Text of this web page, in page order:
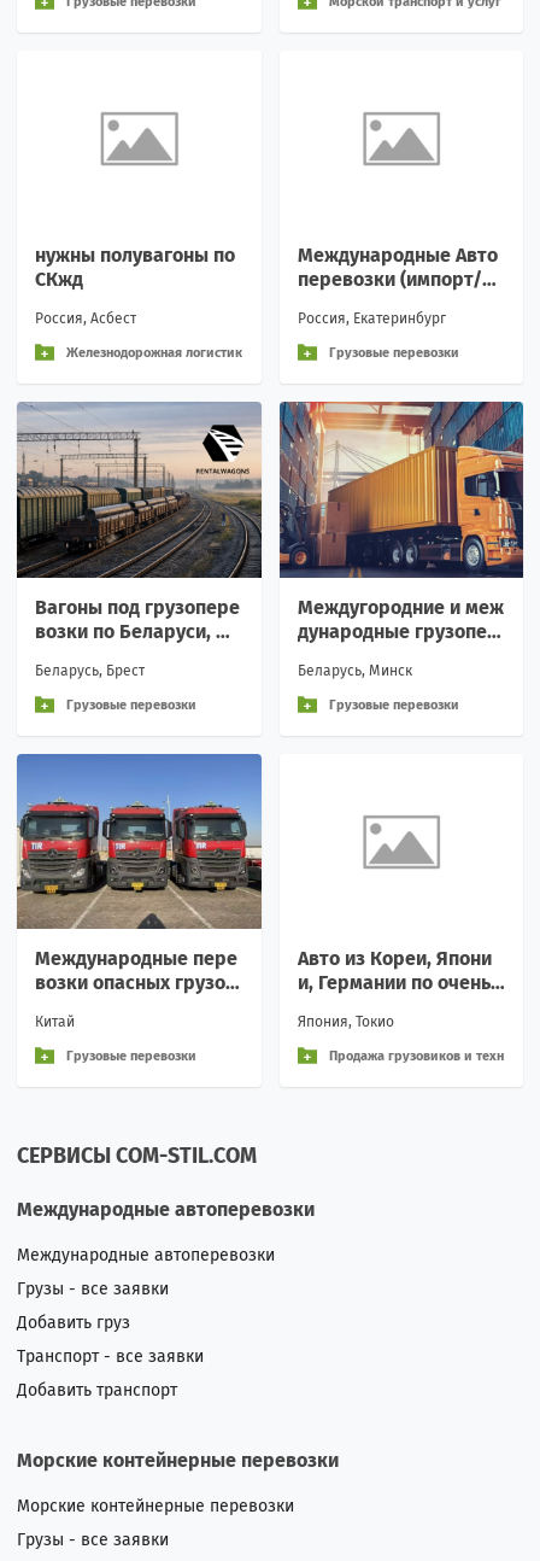
нужны полувагоны по
СКжд
Россия, Асбест
Железнодорожная логистик
Международные Авто
перевозки (импорт/эк
Россия, Екатеринбург
Грузовые перевозки
Вагоны под грузопере
возки по Беларуси, Пр
Беларусь, Брест
Грузовые перевозки
Междугородние и меж
дународные грузопер
стик»
Беларусь, Минск
Грузовые перевозки
Международные пере
возки опасных грузов
Китай
Грузовые перевозки
Авто из Кореи, Япони
и, Германии по очень
Япония, Токио
Продажа грузовиков и техн
СЕРВИСЫ COM-STIL.COM
Международные автоперевозки
Международные автоперевозки
Грузы - все заявки
Добавить груз
Транспорт - все заявки
Добавить транспорт
Морские контейнерные перевозки
Морские контейнерные перевозки
Грузы - все заявки